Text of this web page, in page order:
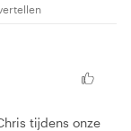
tijdens onze